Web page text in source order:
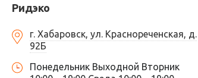
Ридэко
г. Хабаровск, ул. Краснореченская, д.
92Б
Понедельник Выходной Вторник